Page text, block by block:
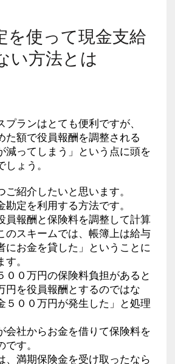
を使って現金支給
い方法とは
ランはとても便利ですが、
た額で役員報酬を調整される
減ってしまう」という点に頭を
ょう。
紹介したいと思います。
勘定を利用する方法です。
員報酬と保険料を調整して計算
のスキームでは、帳簿上は給与
にお金を貸した」ということに
。
００万円の保険料負担があると
円を役員報酬とするのではな
５００万円が発生した」と処理
会社からお金を借りて保険料を
す。
、満期保険金を受け取ったなら